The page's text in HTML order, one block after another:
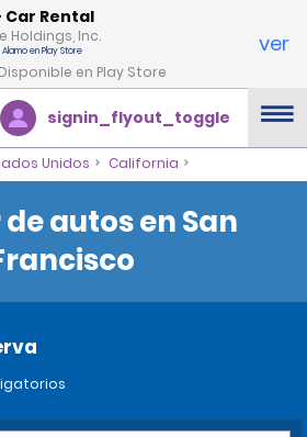
Car Rental
Holdings, Inc.
Disponible en Play Store
ver
signin_flyout_toggle
Unidos California
autos en San